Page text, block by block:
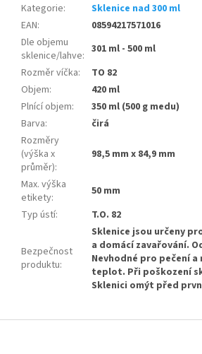
Kategorie:
Sklenice nad 300 ml
EAN:
08594217571016
Dle objemu
sklenice/lahve: 301 ml - 500 ml
Rozměr víčka:
TO 82
Objem:
420 ml
Plnící objem:
350 ml (500 g medu)
Barva:
čirá
Rozměry
(výška x
průměr):
98,5 mm x 84,9 mm
Max. výška
etikety:
50 mm
Typ ústí: T.O. 82
Bezpečnost
produktu:
Sklenice jsou určeny
a domácí zavařování.
Nevhodné pro pečení a
teplot. Při poškození
Sklenici omýt před